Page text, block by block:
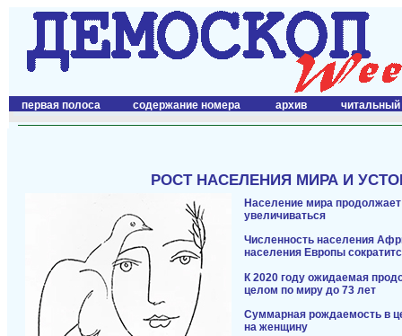
первая полоса содержание номера архив читальный
РОСТ НАСЕЛЕНИЯ МИРА И
Население мира
увеличиваться
Численность населения
населения Европы
К 2020 году ожидаемая
целом по миру до 73 лет
Суммарная рождаемость в
на женщину